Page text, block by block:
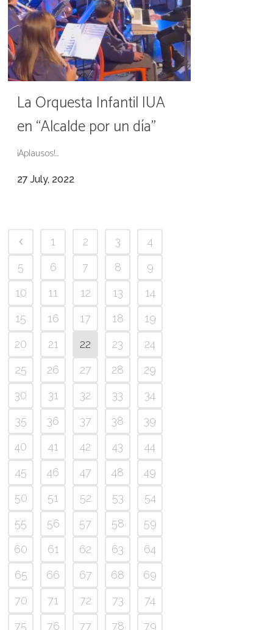
La Orquesta Infantil IUA
en “Alcalde por un día”
¡Aplausos!...
27 July, 2022
1 2 3
4
5
6 7 8
9
10
11 12 13
14
15
16 17 18
19
20
21 22 23
24
25
26 27 28
29
30
31 32 33
34
35
36 37 38
39
40
41 42 43
44
45
46 47 48
49
50
51 52 53
54
55
56 57 58
59
60
61 62 63
64
65
66 67 68
69
70
71 72 73
74
75
76 77 78 79